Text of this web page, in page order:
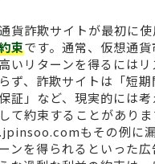
貨詐欺サイトが最初に使
束です。通常、仮想通
いリターンを得るにはリ
ず、詐欺サイトは「短
証」など、現実的には
て約束することがありま
もその例に漏
ンを得られるといった